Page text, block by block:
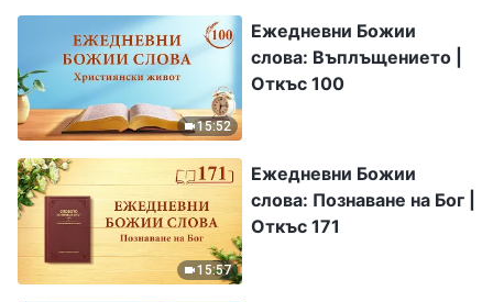
15:52
Ежедневни Божии
слова: Въплъщението |
Откъс 100
15:57
Ежедневни Божии
слова: Познаване на Бог |
Откъс 171